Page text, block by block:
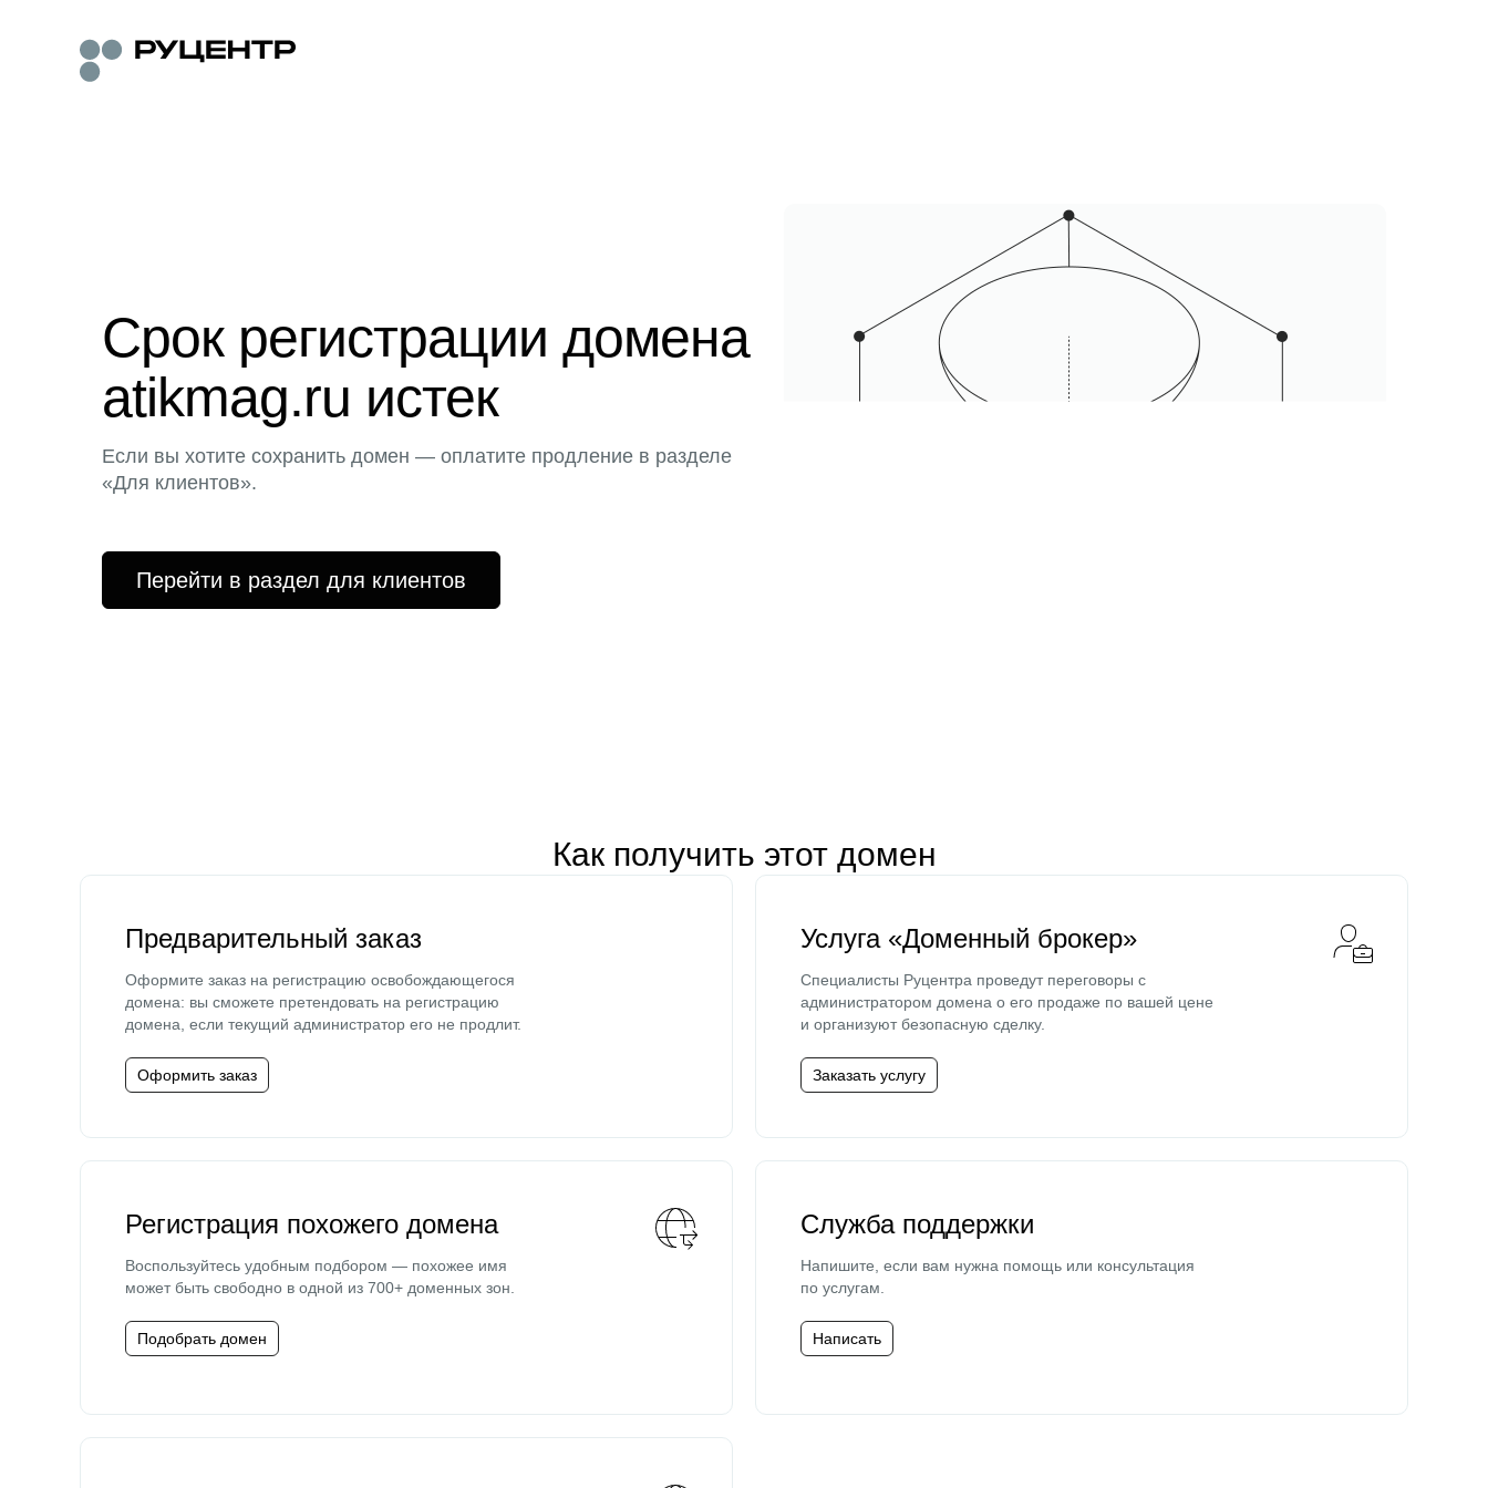
Срок регистрации домена
atikmag.ru истек
Если вы хотите сохранить домен — оплатите продление в разделе
«Для клиентов».
Перейти в раздел для клиентов
Как получить этот домен
Предварительный заказ
Оформите заказ на регистрацию освобождающегося
домена: вы сможете претендовать на регистрацию
домена, если текущий администратор его не продлит.
Оформить заказ
Услуга «Доменный брокер»
Специалисты Руцентра проведут переговоры с
администратором домена о его продаже по вашей цене
и организуют безопасную сделку.
Заказать услугу
Регистрация похожего домена
Воспользуйтесь удобным подбором — похожее имя
может быть свободно в одной из 700+ доменных зон.
Подобрать домен
Служба поддержки
Напишите, если вам нужна помощь или консультация
по услугам.
Написать